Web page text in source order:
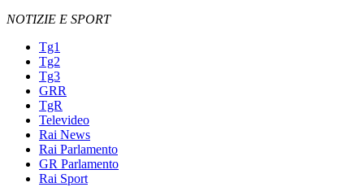
NOTIZIE E SPORT
Tg1
Tg2
Tg3
GRR
TgR
Televideo
Rai News
Rai Parlamento
GR Parlamento
Rai Sport